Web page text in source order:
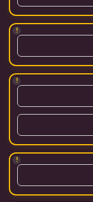
!
!
!